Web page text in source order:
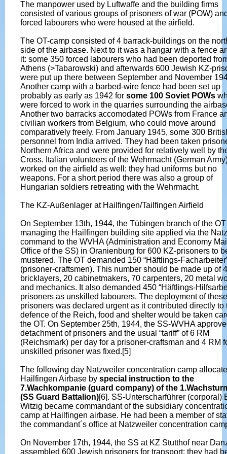
The manpower used by Luftwaffe and the building firms
consisted of various groups of prisoners of war (POW)
forced labourers who were housed at the airfield.
The OT-camp consisted of 4 barrack-buildings on the
side of the airbase. Next to it was a hangar with a fence
it: some 350 forced labourers who had been deported
Athens (>Tabarowski) and afterwards 600 Jewish KZ-
were put up there between September and November
Another camp with a barbed-wire fence had been set up
probably as early as 1942 for some 100 Soviet POWs
were forced to work in the quarries surrounding the
Another two barracks accomodated POWs from France
civilian workers from Belgium, who could move around
comparatively freely. From January 1945, some 300
personnel from India arrived. They had been taken
Northern Africa and were provided for relatively well by
Cross. Italian volunteers of the Wehrmacht (German
worked on the airfield as well; they had uniforms but no
weapons. For a short period there was also a group of
Hungarian soldiers retreating with the Wehrmacht.
The KZ-Außenlager at Hailfingen/Tailfingen Airfield
On September 13th, 1944, the Tübingen branch of the OT
managing the Hailfingen building site applied via the
command to the WVHA (Administration and Economy
Office of the SS) in Oranienburg for 600 KZ-prisoners to
mustered. The OT demanded 150 “Häftlings-
(prisoner-craftsmen). This number should be made up of
bricklayers, 20 cabinetmakers, 70 carpenters, 20 metal
and mechanics. It also demanded 450 “Häftlings-
prisoners as unskilled labourers. The deployment of these
prisoners was declared urgent as it contributed directly to
defence of the Reich, food and shelter would be taken
the OT. On September 25th, 1944, the SS-WVHA
detachment of prisoners and the usual “tariff” of 6 RM
(Reichsmark) per day for a prisoner-craftsman and 4 RM
unskilled prisoner was fixed.[5]
The following day Natzweiler concentration camp
Hailfingen Airbase by special instruction to the
7.Wachkompanie (guard company) of the
(SS Guard Battalion)[6]. SS-Unterscharführer (corporal)
Witzig became commandant of the subsidiary
camp at Hailfingen airbase. He had been a member of
the commandant´s office at Natzweiler concentration
On November 17th, 1944, the SS at KZ Stutthof near
assembled 600 Jewish prisoners for transport; they had